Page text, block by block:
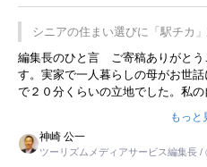
プレミアムヨーグルトを販売する
です。永井社長は、駐車場に都内
ことに目をつけ、高級商品でも売れ
事を懐かしく読みました。
シニアの住まい選びに「駅チカ
暮らし
編集長のひと言 ご寄稿ありがとう
す。実家で一人暮らしの母がお世
で２０分くらいの立地でした。私
ました。母の住まいから近いとい
すが、私と妹にとっては、半日仕
は、当人だけではなく、世話をす
と思いました。
もっと
神崎 公一
ツーリズムメディアサービス編集長 /